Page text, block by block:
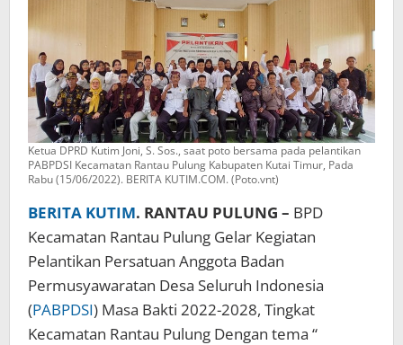
Besinergi
Dukung
Desa
Ketua DPRD Kutim Joni, S. Sos., saat poto bersama pada pelantikan
PABPDSI Kecamatan Rantau Pulung Kabupaten Kutai Timur, Pada
Rabu (15/06/2022). BERITA KUTIM.COM. (Poto.vnt)
BERITA KUTIM. RANTAU PULUNG – BPD
Kecamatan Rantau Pulung Gelar Kegiatan
Pelantikan Persatuan Anggota Badan
Permusyawaratan Desa Seluruh Indonesia
(PABPDSI) Masa Bakti 2022-2028, Tingkat
Kecamatan Rantau Pulung Dengan tema “